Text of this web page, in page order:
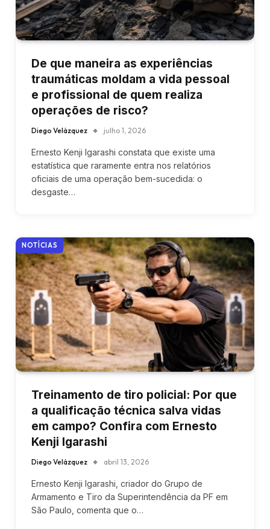
De que maneira as experiências
traumáticas moldam a vida pessoal
e profissional de quem realiza
operações de risco?
Diego Velázquez julho 1, 2026
Ernesto Kenji Igarashi constata que existe uma
estatística que raramente entra nos relatórios
oficiais de uma operação bem-sucedida: o
desgaste…
NOTÍCIAS
Treinamento de tiro policial: Por que
a qualificação técnica salva vidas
em campo? Confira com Ernesto
Kenji Igarashi
Diego Velázquez abril 13, 2026
Ernesto Kenji Igarashi, criador do Grupo de
Armamento e Tiro da Superintendência da PF em
São Paulo, comenta que o…